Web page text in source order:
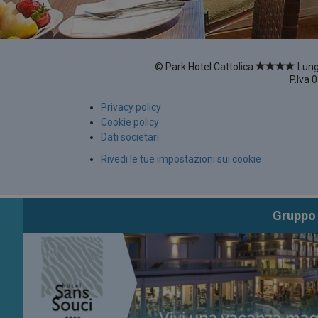
© Park Hotel Cattolica
P.Iva
Privacy policy
Cookie policy
Dati societari
Rivedi le tue impostazioni sui cookie
_dc_gtm_UA-77053240-1
Nome
__utmb
Nome
VISITOR_INFO1_LIVE
YSC
_no_tracky_100823721
Google Privacy